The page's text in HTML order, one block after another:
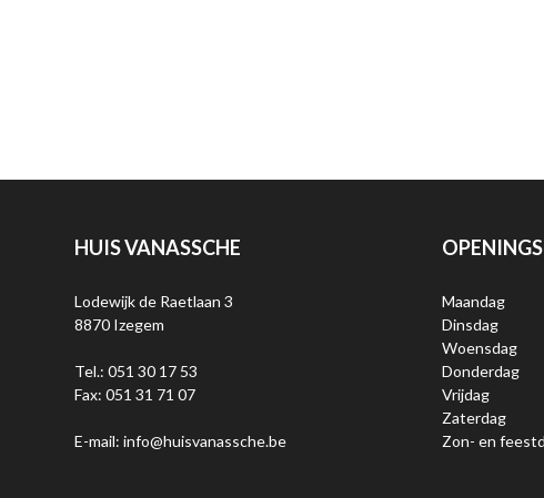
HUIS VANASSCHE
Lodewijk de Raetlaan 3
8870 Izegem
Tel.: 051 30 17 53
Fax: 051 31 71 07
E-mail: info@huisvanassche.be
Maandag
Dinsdag
Woensdag
Donderdag
Vrijdag
Zaterdag
Zon- en